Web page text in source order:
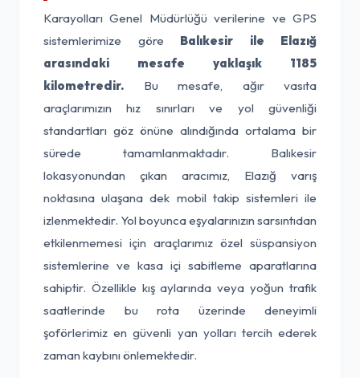
Karayolları Genel Müdürlüğü verilerine ve GPS
sistemlerimize göre Balıkesir ile Elazığ
arasındaki mesafe yaklaşık 1185
kilometredir. Bu mesafe, ağır vasıta
araçlarımızın hız sınırları ve yol güvenliği
standartları göz önüne alındığında ortalama bir
sürede tamamlanmaktadır. Balıkesir
lokasyonundan çıkan aracımız, Elazığ varış
noktasına ulaşana dek mobil takip sistemleri ile
izlenmektedir. Yol boyunca eşyalarınızın sarsıntıdan
etkilenmemesi için araçlarımız özel süspansiyon
sistemlerine ve kasa içi sabitleme aparatlarına
sahiptir. Özellikle kış aylarında veya yoğun trafik
saatlerinde bu rota üzerinde deneyimli
şoförlerimiz en güvenli yan yolları tercih ederek
zaman kaybını önlemektedir.